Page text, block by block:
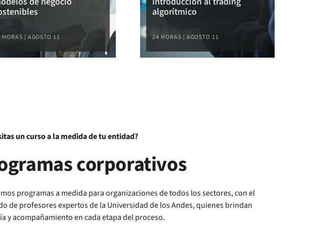
HORAS | AGOSTO 11
algorítmico
24 HORAS | AGOSTO 11
un curso a la medida de tu entidad?
corporativos
programas a medida para organizaciones de todos los sectores, con el
de profesores expertos de la Universidad de los Andes, quienes brindan
y acompañamiento en cada etapa del proceso.